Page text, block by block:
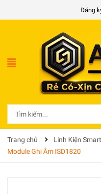
Đăng
Trang chủ
Linh Kiện
Module Ghi Âm ISD1820